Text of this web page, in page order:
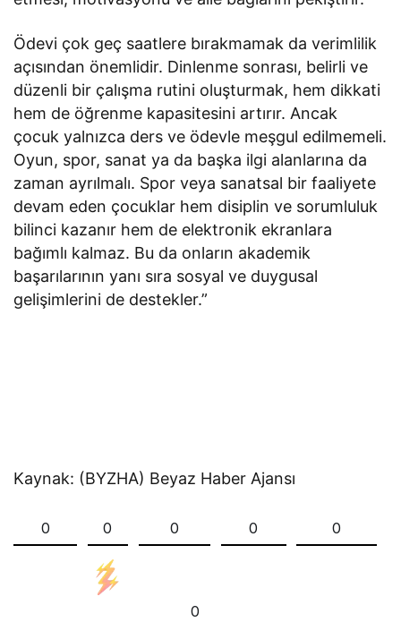
Ödevi çok geç saatlere bırakmamak da verimlilik
açısından önemlidir. Dinlenme sonrası, belirli ve
düzenli bir çalışma rutini oluşturmak, hem dikkati
hem de öğrenme kapasitesini artırır. Ancak
çocuk yalnızca ders ve ödevle meşgul edilmemeli.
Oyun, spor, sanat ya da başka ilgi alanlarına da
zaman ayrılmalı. Spor veya sanatsal bir faaliyete
devam eden çocuklar hem disiplin ve sorumluluk
bilinci kazanır hem de elektronik ekranlara
bağımlı kalmaz. Bu da onların akademik
başarılarının yanı sıra sosyal ve duygusal
gelişimlerini de destekler.”
Kaynak: (BYZHA) Beyaz Haber Ajansı
0 0 0 0 0
0